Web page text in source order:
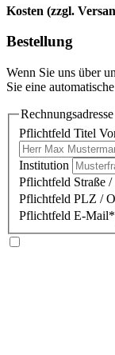
Kosten (zzgl.
Bestellung
Wenn Sie uns über
Sie eine
Rechnungsadresse
Pflichtfeld Titel
Institution
Pflichtfeld Straße /
Pflichtfeld PLZ /
Pflichtfeld E-Mail*